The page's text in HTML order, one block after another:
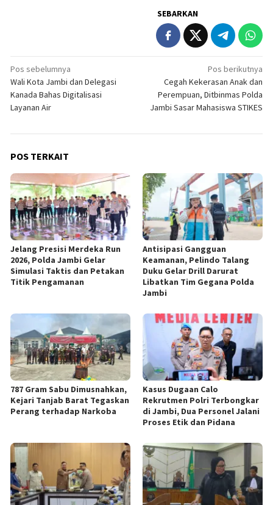
SEBARKAN
Navigasi
pos
Pos sebelumnya
Wali Kota Jambi dan Delegasi
Kanada Bahas Digitalisasi
Layanan Air
Pos berikutnya
Cegah Kekerasan Anak dan
Perempuan, Ditbinmas Polda
Jambi Sasar Mahasiswa STIKES
POS TERKAIT
Jelang Presisi Merdeka Run
2026, Polda Jambi Gelar
Simulasi Taktis dan Petakan
Titik Pengamanan
Antisipasi Gangguan
Keamanan, Pelindo Talang
Duku Gelar Drill Darurat
Libatkan Tim Gegana Polda
Jambi
787 Gram Sabu Dimusnahkan,
Kejari Tanjab Barat Tegaskan
Perang terhadap Narkoba
Kasus Dugaan Calo
Rekrutmen Polri Terbongkar
di Jambi, Dua Personel Jalani
Proses Etik dan Pidana